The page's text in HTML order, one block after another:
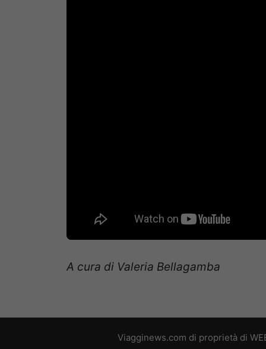
A cura di Valeria Bellagamba
Viagginews.com di proprietà di